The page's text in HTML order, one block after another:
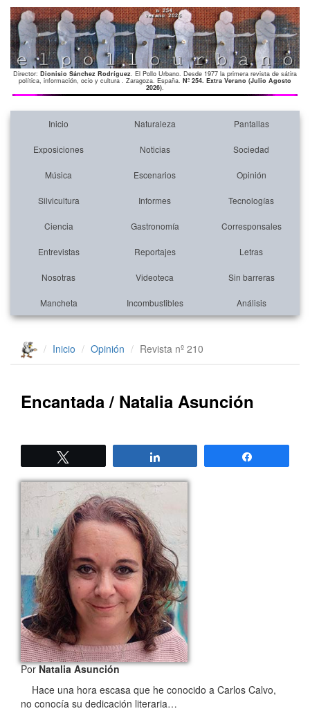
Director: Dionisio Sánchez Rodríguez. El Pollo Urbano. Desde 1977 la primera revista de sátira
política, información, ocio y cultura . Zaragoza. España. Nº 254. Extra Verano (Julio Agosto
2026).
Inicio Naturaleza Pantallas
Exposiciones Noticias Sociedad
Música Escenarios Opinión
Silvicultura Informes Tecnologías
Ciencia Gastronomía Corresponsales
Entrevistas Reportajes Letras
Nosotras Videoteca Sin barreras
Mancheta Incombustibles Análisis
Inicio Opinión Revista nº 210
Encantada / Natalia Asunción
PorNatalia Asunción
Hace una hora escasa que he conocido a Carlos Calvo,
no conocía su dedicación literaria…